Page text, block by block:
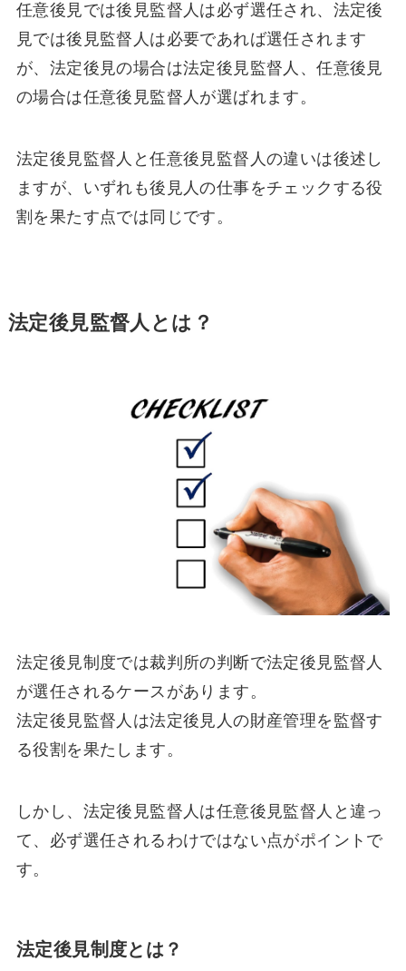
任意後見では後見監督人は必ず選任され、法定後
見では後見監督人は必要であれば選任されます
が、法定後見の場合は法定後見監督人、任意後見
の場合は任意後見監督人が選ばれます。
法定後見監督人と任意後見監督人の違いは後述し
ますが、いずれも後見人の仕事をチェックする役
割を果たす点では同じです。
法定後見監督人とは？
法定後見制度では裁判所の判断で法定後見監督人
が選任されるケースがあります。
法定後見監督人は法定後見人の財産管理を監督す
る役割を果たします。
しかし、法定後見監督人は任意後見監督人と違っ
て、必ず選任されるわけではない点がポイントで
す。
法定後見制度とは？